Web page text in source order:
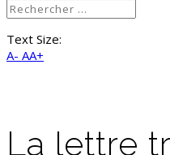
Text Size:
A- AA+
La lettre